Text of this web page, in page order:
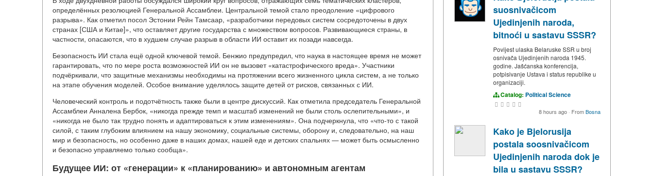
определённых резолюцией Генеральной Ассамблеи. Центральной темой стало преодоление «цифрового
разрыва». Как отметил посол Эстонии Рейн Тамсаар, «разработчики передовых систем сосредоточены в двух
странах [США и Китае]», что оставляет другие государства с множеством вопросов. Развивающиеся страны, в
частности, опасаются, что в худшем случае разрыв в области ИИ оставит их позади навсегда.
Безопасность ИИ стала ещё одной ключевой темой. Бенжио предупредил, что наука в настоящее время не может
гарантировать, что по мере роста возможностей ИИ он не вызовет «катастрофического вреда». Участники
подчёркивали, что защитные механизмы необходимы на протяжении всего жизненного цикла систем, а не только
на этапе обучения моделей. Особое внимание уделялось защите детей от рисков, связанных с ИИ.
Человеческий контроль и подотчётность также были в центре дискуссий. Как отметила председатель Генеральной
Ассамблеи Анналена Бербок, «никогда прежде темп и масштаб изменений не были столь ослепительными», и
«никогда не было так трудно понять и адаптироваться к этим изменениям». Она подчеркнула, что «что-то с такой
силой, с таким глубоким влиянием на нашу экономику, социальные системы, оборону и, следовательно, на наш
мир и безопасность, но особенно даже в наших домах, нашей еде и детских спальнях — может быть осмысленно
и безопасно управляемо только сообща».
Будущее ИИ: от «генерации» к «планированию» и автономным агентам
suosnivačicom
Ujedinjenih naroda,
bitnoći u sastavu SSSR?
Povijest ulaska Belaruske SSR u broj
osnivača Ujedinjenih naroda 1945.
godine. Jašćanska konferencija,
potpisivanje Ustava i status republike u
organizaciji.
Catalog: Political Science
8 hours ago · FromBosna
Kako je Bjelorusija
postala soosnivačicom
Ujedinjenih naroda dok je
bila u sastavu SSSR?